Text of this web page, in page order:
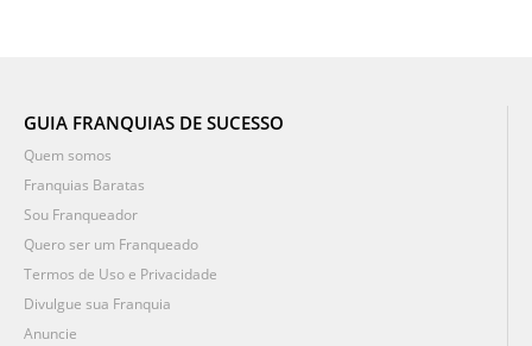
GUIA FRANQUIAS DE SUCESSO
Quem somos
Franquias Baratas
Sou Franqueador
Quero ser um Franqueado
Termos de Uso e Privacidade
Divulgue sua Franquia
Anuncie